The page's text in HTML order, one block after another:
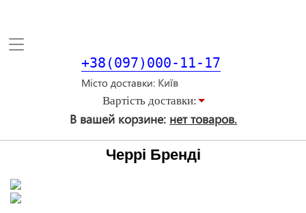
Toggle
+38(097)000-11-17
Місто доставки
Вартiсть доставки:
В вашей корзине: нет товаров.
Черрі Бренді